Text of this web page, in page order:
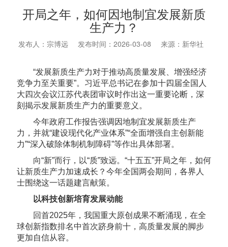
开局之年，如何因地制宜发展新质
生产力？
发布人：宗博远 发布时间：2026-03-08 来源：新华社
“发展新质生产力对于推动高质量发展、增强经济
竞争力至关重要”。习近平总书记在参加十四届全国人
大四次会议江苏代表团审议时作出这一重要论断，深
刻揭示发展新质生产力的重要意义。
今年政府工作报告强调因地制宜发展新质生产
力，并就“建设现代化产业体系”“全面增强自主创新能
力”“深入破除体制机制障碍”等作出具体部署。
向“新”而行，以“质”致远。“十五五”开局之年，如何
让新质生产力加速成长？今年全国两会期间，各界人
士围绕这一话题建言献策。
以科技创新培育发展动能
回首2025年，我国重大原创成果不断涌现，在全
球创新指数排名中首次跻身前十，高质量发展的脚步
更加自信从容。